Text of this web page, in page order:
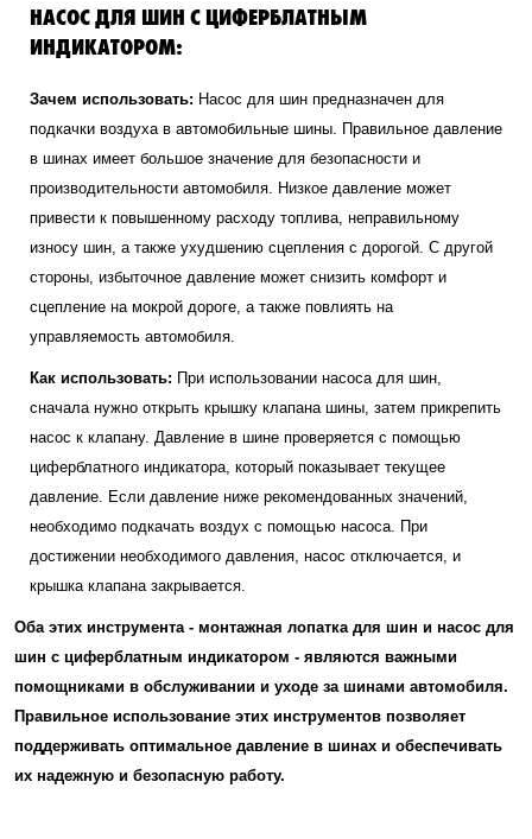
НАСОС ДЛЯ ШИН С ЦИФЕРБЛАТНЫМ
ИНДИКАТОРОМ:
Зачем использовать: Насос для шин предназначен для
подкачки воздуха в автомобильные шины. Правильное давление
в шинах имеет большое значение для безопасности и
производительности автомобиля. Низкое давление может
привести к повышенному расходу топлива, неправильному
износу шин, а также ухудшению сцепления с дорогой. С другой
стороны, избыточное давление может снизить комфорт и
сцепление на мокрой дороге, а также повлиять на
управляемость автомобиля.
Как использовать: При использовании насоса для шин,
сначала нужно открыть крышку клапана шины, затем прикрепить
насос к клапану. Давление в шине проверяется с помощью
циферблатного индикатора, который показывает текущее
давление. Если давление ниже рекомендованных значений,
необходимо подкачать воздух с помощью насоса. При
достижении необходимого давления, насос отключается, и
крышка клапана закрывается.
Оба этих инструмента - монтажная лопатка для шин и насос для
шин с циферблатным индикатором - являются важными
помощниками в обслуживании и уходе за шинами автомобиля.
Правильное использование этих инструментов позволяет
поддерживать оптимальное давление в шинах и обеспечивать
их надежную и безопасную работу.